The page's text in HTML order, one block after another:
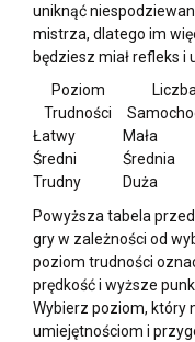
uniknąć
mistrza, dlatego im
będziesz miał refleks i
Poziom
Trudności
Łatwy
Mała
Średni
Średnia
Trudny
Duża
Powyższa tabela
gry w zależności od
poziom trudności
prędkość i wyższe
Wybierz poziom, który
umiejętnościom i